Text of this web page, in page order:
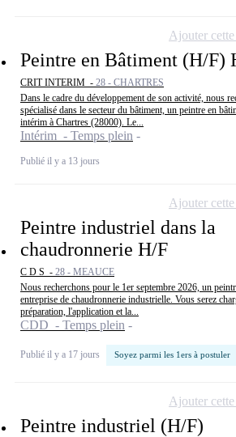
Peintre en Bâtiment (H/F)
CRIT INTERIM - 28 - CHARTRES
Dans le cadre du développement de son activité, nous
spécialisé dans le secteur du bâtiment, un peintre en
intérim à Chartres (28000). Le...
Intérim - Temps plein
Publié il y a 13 jours
Ajouter
Peintre industriel dans la
chaudronnerie H/F
C D S - 28 - MEAUCE
Nous recherchons pour le 1er septembre 2026, un
entreprise de chaudronnerie industrielle. Vous serez
préparation, l'application et la...
CDD - Temps plein
Publié il y a 17 jours Soyez parmi les 1ers à postuler
Ajouter
Peintre industriel (H/F)
Ajouter